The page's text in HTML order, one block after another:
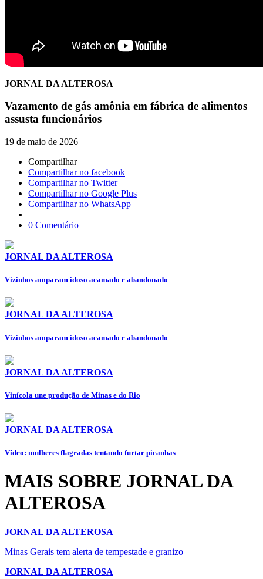
JORNAL DA ALTEROSA
Vazamento de gás amônia em fábrica de alimentos
assusta funcionários
19 de maio de 2026
Compartilhar
Compartilhar no facebook
Compartilhar no Twitter
Compartilhar no Google Plus
Compartilhar no WhatsApp
|
0 Comentário
JORNAL DA ALTEROSA
Vizinhos amparam idoso acamado e abandonado
JORNAL DA ALTEROSA
Vizinhos amparam idoso acamado e abandonado
JORNAL DA ALTEROSA
Vinícola une produção de Minas e do Rio
JORNAL DA ALTEROSA
Vídeo: mulheres flagradas tentando furtar picanhas
MAIS SOBRE JORNAL DA
ALTEROSA
JORNAL DA ALTEROSA
Minas Gerais tem alerta de tempestade e granizo
JORNAL DA ALTEROSA